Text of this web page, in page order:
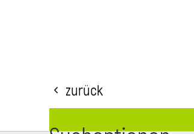
Zurück